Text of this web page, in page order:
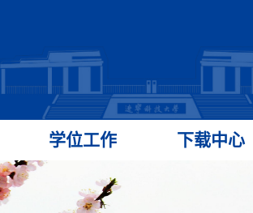
学位工作 下载中心